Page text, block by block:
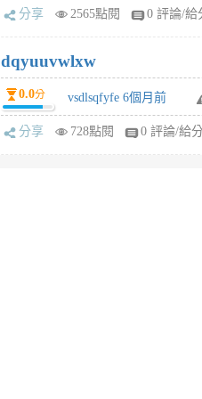
分享 2565點閱 0 評論/給
dqyuuvwlxw
0.0分 vsdlsqfyfe 6個月前
分享 728點閱 0 評論/給